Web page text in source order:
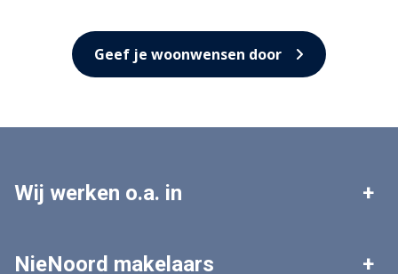
Geef je woonwensen door
Wij werken o.a. in
NieNoord makelaars